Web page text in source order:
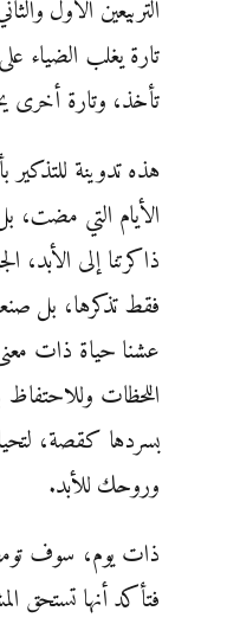
التربيعين الأول
تارة يغلب الضياء
تأخذ، وتارة
هذه تدوينة
الأيام التي مضت،
ذاكرتنا إلى الأبد،
فقط تذكرها، بل
عشنا حياة ذات
اللحظات
بسردها كقصة،
وروحك للأبد.
ذات يوم، سوف
فتأكد أنها تستحق